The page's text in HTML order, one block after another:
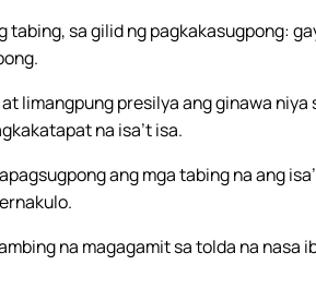
tabing, sa gilid ng pagkakasugpong:
limangpung presilya ang ginawa niya
na isa’t isa.
ang mga tabing na ang
na magagamit sa tolda na nasa